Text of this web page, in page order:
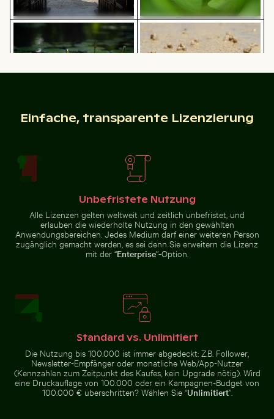
Detailreiche Wandmalereien am
Eingang von Wat Phra Kaeo
Nahaufnahme von frischen
grünen Blättern mit Wirbeleffekt
Knospe einer Seerose zwischen Seerosenblättern im
Seerosenblättern im Teich
Geisterkrabbe am
Strand durch das Wasser Insel Nisyros
Berliner Fernsehturm bei Sonnenuntergang an der
Marx-Allee
Frische Tomaten tauchen ins
Wasser Weg umgeben von blühenden
Oleander bei den Venezianischen
Stadtmauern von Heraklion
Schilf am ruhigen Seeufer bei Dämmerung
Straßenlaterne vor
Einfache, transparente Lizenzierung
Unbefristete Nutzung
Alle Lizenzen gelten weltweit und zeitlich unbefristet, und
erlauben die wiederholte Nutzung in den gewählten
Anwendungsbereichen. Jedes Medium darf einer weiteren Person
zugänglich gemacht werden, es sei denn Sie erweitern die Lizenz
mit der “Enterprise”-Option.
Standard vs. Unlimitiert
Die Nutzung bis 100.000 ist immer abgedeckt: Z.B. Follower,
Newsletter-Empfänger oder monatliche Web/App-Nutzer
(Kennzahlen zum Zeitpunkt des Kaufes, kein Upgrade nötig). Wird
eine Druckauflage von 100.000 oder ein Kampagnen-Budget von
100.000 € überschritten? Wählen Sie “Unlimitiert”.